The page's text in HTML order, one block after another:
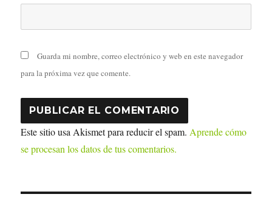
Guarda mi nombre, correo electrónico y web en este navegador
para la próxima vez que comente.
Este sitio usa Akismet para reducir el spam. Aprende cómo
se procesan los datos de tus comentarios.